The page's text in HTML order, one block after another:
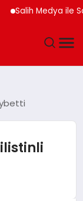
Salih Medya ile